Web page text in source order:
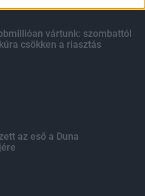
vártunk: szombattól
csökken a riasztás
az eső a Duna